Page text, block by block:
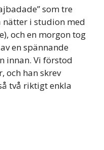
som tre
nätter i studion med
och en morgon tog
en spännande
innan. Vi förstod
och han skrev
två riktigt enkla